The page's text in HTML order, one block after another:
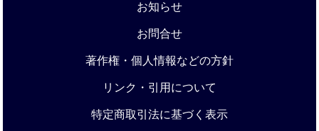
お知らせ
お問合せ
著作権・個人情報などの方針
リンク・引用について
特定商取引法に基づく表示